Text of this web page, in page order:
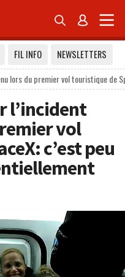
 
FIL INFO
NEWSLETTERS
lors du premier vol touristique de
l’incident
vol
c’est peu